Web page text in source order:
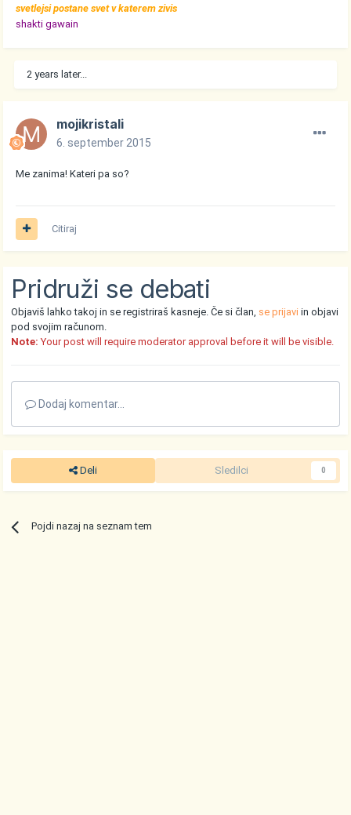
svetlejsi postane svet v katerem zivis
shakti gawain
2 years later...
mojikristali
6. september 2015
Me zanima! Kateri pa so?
Citiraj
Pridruži se debati
Objaviš lahko takoj in se registriraš kasneje. Če si član, se prijavi in objavi
pod svojim računom.
Note: Your post will require moderator approval before it will be visible.
Dodaj komentar...
Deli Sledilci 0
Pojdi nazaj na seznam tem